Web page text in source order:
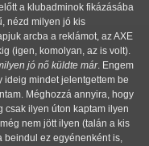
a klubadminok fikázásába
nézd milyen jó kis
arcba a reklámot, az AXE
(igen, komolyan, az is volt).
jó nő küldte már. Engem
ideig mindet jelentgettem be
Méghozzá annyira, hogy
csak ilyen úton kaptam ilyen
nem jött ilyen (talán a kis
beindul ez egyénenként is,